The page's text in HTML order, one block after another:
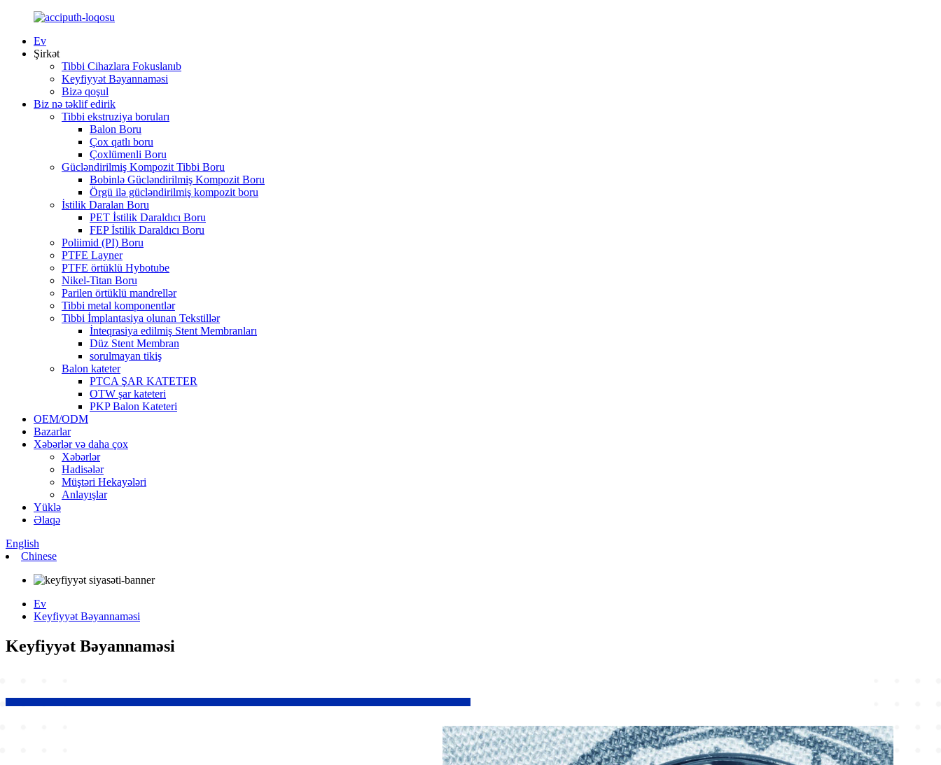
Ev
Şirkət
Tibbi Cihazlara Fokuslanıb
Keyfiyyət Bəyannaməsi
Bizə qoşul
Biz nə təklif edirik
Tibbi ekstruziya boruları
Balon Boru
Çox qatlı boru
Çoxlümenli Boru
Gücləndirilmiş Kompozit Tibbi Boru
Bobinlə Gücləndirilmiş Kompozit Boru
Örgü ilə gücləndirilmiş kompozit boru
İstilik Daralan Boru
PET İstilik Daraldıcı Boru
FEP İstilik Daraldıcı Boru
Poliimid (PI) Boru
PTFE Layner
PTFE örtüklü Hybotube
Nikel-Titan Boru
Parilen örtüklü mandrellər
Tibbi metal komponentlər
Tibbi İmplantasiya olunan Tekstillər
İnteqrasiya edilmiş Stent Membranları
Düz Stent Membran
sorulmayan tikiş
Balon kateter
PTCA ŞAR KATETER
OTW şar kateteri
PKP Balon Kateteri
OEM/ODM
Bazarlar
Xəbərlər və daha çox
Xəbərlər
Hadisələr
Müştəri Hekayələri
Anlayışlar
Yüklə
Əlaqə
English
Chinese
Ev
Keyfiyyət Bəyannaməsi
Keyfiyyət Bəyannaməsi